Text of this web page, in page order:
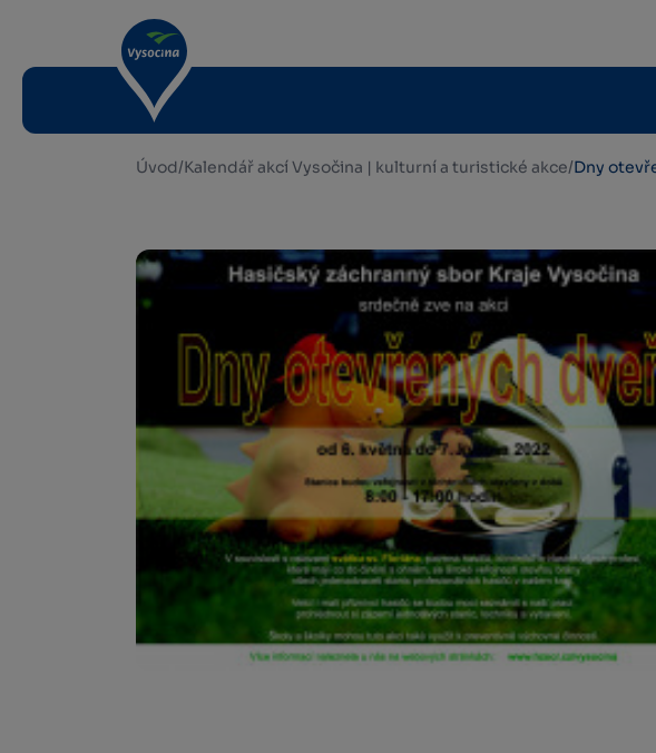
Úvod/Kalendář akcí Vysočina | kulturní a turistické akce/Dny